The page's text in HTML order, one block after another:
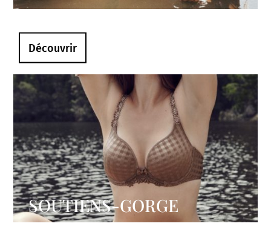
Découvrir
SOUTIENS-GORGE